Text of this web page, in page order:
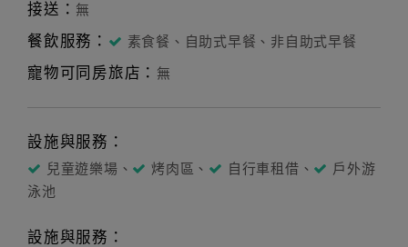
接送： 無
餐飲服務： 素食餐、自助式早餐、非自助式早餐
寵物可同房旅店： 無
設施與服務：
兒童遊樂場、 烤肉區、 自行車租借、
戶外游
泳池
設施與服務：